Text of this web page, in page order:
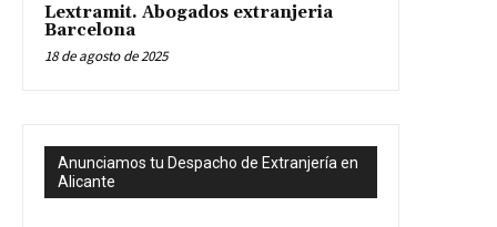
Lextramit. Abogados extranjeria
Barcelona
18 de agosto de 2025
Anunciamos tu Despacho de Extranjería en
Alicante